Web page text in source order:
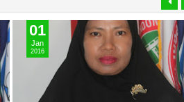
01
Jan
2016